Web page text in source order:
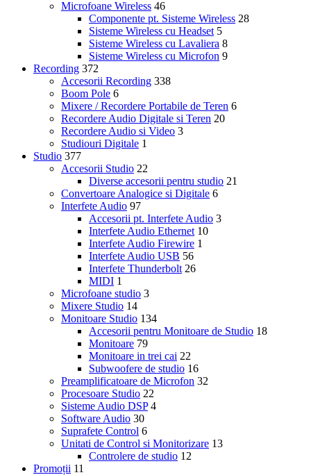
Microfoane Wireless 46
Componente pt. Sisteme Wireless 28
Sisteme Wireless cu Headset 5
Sisteme Wireless cu Lavaliera 8
Sisteme Wireless cu Microfon 9
Recording 372
Accesorii Recording 338
Boom Pole 6
Mixere / Recordere Portabile de Teren 6
Recordere Audio Digitale si Teren 20
Recordere Audio si Video 3
Studiouri Digitale 1
Studio 377
Accesorii Studio 22
Diverse accesorii pentru studio 21
Convertoare Analogice si Digitale 6
Interfete Audio 97
Accesorii pt. Interfete Audio 3
Interfete Audio Ethernet 10
Interfete Audio Firewire 1
Interfete Audio USB 56
Interfete Thunderbolt 26
MIDI 1
Microfoane studio 3
Mixere Studio 14
Monitoare Studio 134
Accesorii pentru Monitoare de Studio 18
Monitoare 79
Monitoare in trei cai 22
Subwoofere de studio 16
Preamplificatoare de Microfon 32
Procesoare Studio 22
Sisteme Audio DSP 4
Software Audio 30
Suprafete Control 6
Unitati de Control si Monitorizare 13
Controlere de studio 12
Promoții 11